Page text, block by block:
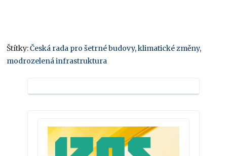
Štítky:Česká rada pro šetrné budovy,klimatické změny,
modrozelená infrastruktura